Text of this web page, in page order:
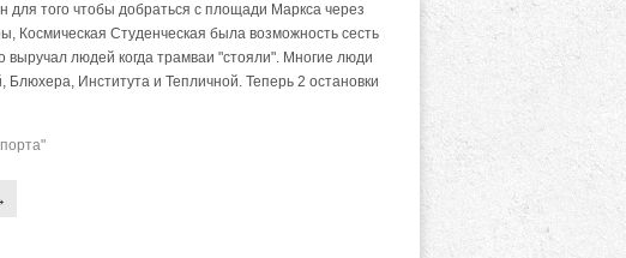
того чтобы добраться с площади Маркса через
Космическая Студенческая была возможность сесть
выручал людей когда трамваи "стояли". Многие люди
Института и Тепличной. Теперь 2 остановки